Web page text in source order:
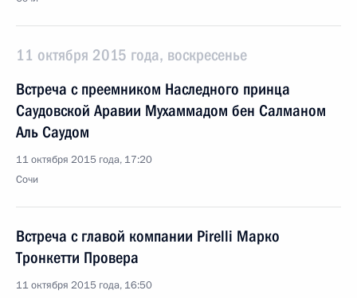
11 октября 2015 года, воскресенье
Встреча с преемником Наследного принца
Саудовской Аравии Мухаммадом бен Салманом
Аль Саудом
11 октября 2015 года, 17:20
Сочи
Встреча с главой компании Pirelli Марко
Тронкетти Провера
11 октября 2015 года, 16:50